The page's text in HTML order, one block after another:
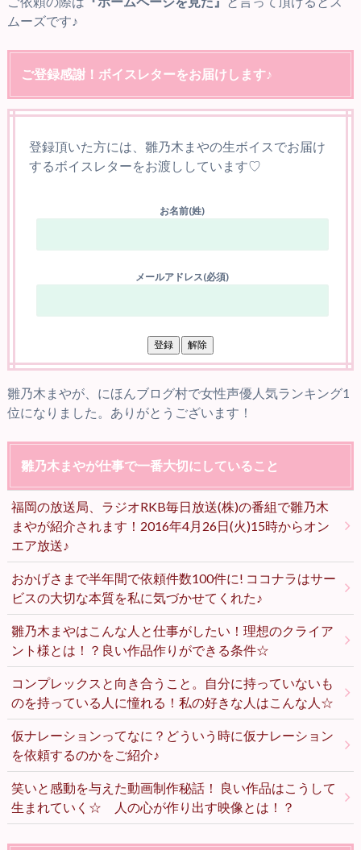
ムーズです♪
ご登録感謝！ボイスレターをお届けします♪
登録頂いた方には、雛乃木まやの生ボイスでお届け
するボイスレターをお渡ししています♡
お名前(姓)
メールアドレス(必須)
雛乃木まやが、にほんブログ村で女性声優人気ランキング1
位になりました。ありがとうございます！
雛乃木まやが仕事で一番大切にしていること
福岡の放送局、ラジオRKB毎日放送(株)の番組で雛乃木
まやが紹介されます！2016年4月26日(火)15時からオン
エア放送♪
おかげさまで半年間で依頼件数100件に! ココナラはサー
ビスの大切な本質を私に気づかせてくれた♪
雛乃木まやはこんな人と仕事がしたい！理想のクライア
ント様とは！？良い作品作りができる条件☆
コンプレックスと向き合うこと。自分に持っていないも
のを持っている人に憧れる！私の好きな人はこんな人☆
仮ナレーションってなに？どういう時に仮ナレーション
を依頼するのかをご紹介♪
笑いと感動を与えた動画制作秘話！ 良い作品はこうして
生まれていく☆ 人の心が作り出す映像とは！？